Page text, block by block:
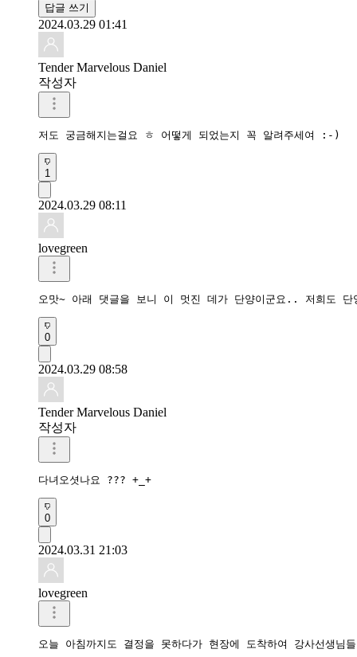
답글 쓰기
2024.03.29 01:41
Tender Marvelous Daniel
작성자
저도 궁금해지는걸요 ㅎ 어떻게 되었는지 꼭 알려주세여 :-)
1
2024.03.29 08:11
lovegreen
오맛~ 아래 댓글을 보니 이 멋진 데가 단양이군요.. 저희도
0
2024.03.29 08:58
Tender Marvelous Daniel
작성자
다녀오셧나요 ??? +_+
0
2024.03.31 21:03
lovegreen
오늘 아침까지도 결정을 못하다가 현장에 도착하여 강사선생